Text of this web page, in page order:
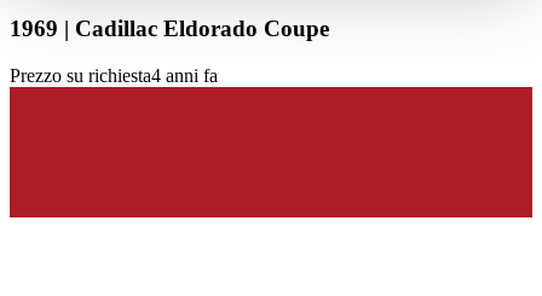
gesammelt haben.Datenschutzerklärung
1969 | Cadillac Eldorado Coupe
Prezzo su richiesta4 anni fa